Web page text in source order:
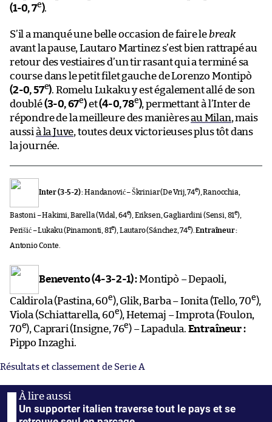
(1-0, 7e).
S’il a manqué une belle occasion de faire le break
avant la pause, Lautaro Martinez s’est bien rattrapé au
retour des vestiaires d’un tir rasant qui a terminé sa
course dans le petit filet gauche de Lorenzo Montipò
(2-0, 57e). Romelu Lukaku y est également allé de son
doublé(3-0, 67e)et(4-0, 78e), permettant à l’Inter de
répondre de la meilleure des manièresau Milan, mais
aussi à la Juve, toutes deux victorieuses plus tôt dans
la journée.
Inter (3-5-2) :Handanović – Škriniar (De Vrij, 74e), Ranocchia,
Bastoni – Hakimi, Barella (Vidal, 64e), Eriksen, Gagliardini (Sensi, 81e),
Perišić – Lukaku (Pinamonti, 81e), Lautaro (Sánchez, 74e).Entraîneur :
Antonio Conte.
Benevento (4-3-2-1) :Montipò – Depaoli,
Caldirola (Pastina, 60e), Glik, Barba – Ionita (Tello, 70e),
Viola (Schiattarella, 60e), Hetemaj – Improta (Foulon,
70e), Caprari (Insigne, 76e) – Lapadula. Entraîneur :
Pippo Inzaghi.
Résultats et classement de Serie A
Un supporter italien traverse tout le pays et se